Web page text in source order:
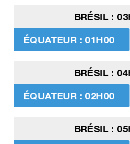
BRÉSIL :
ÉQUATEUR : 01H00
BRÉSIL :
ÉQUATEUR : 02H00
BRÉSIL :